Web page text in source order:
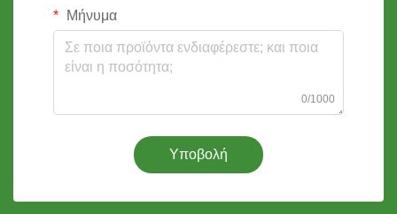
Μήνυμα
0/1000
Υποβολή